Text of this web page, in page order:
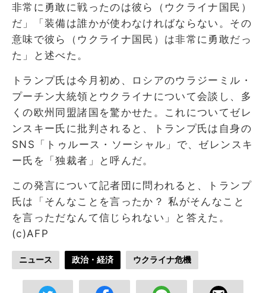
非常に勇敢に戦ったのは彼ら（ウクライナ国民）
だ」「装備は誰かが使わなければならない。その
意味で彼ら（ウクライナ国民）は非常に勇敢だっ
た」と述べた。
トランプ氏は今月初め、ロシアのウラジーミル・
プーチン大統領とウクライナについて会談し、多
くの欧州同盟諸国を驚かせた。これについてゼレ
ンスキー氏に批判されると、トランプ氏は自身の
SNS「トゥルース・ソーシャル」で、ゼレンスキ
ー氏を「独裁者」と呼んだ。
この発言について記者団に問われると、トランプ
氏は「そんなことを言ったか？ 私がそんなこと
を言っただなんて信じられない」と答えた。
(c)AFP
ニュース 政治・経済 ウクライナ危機